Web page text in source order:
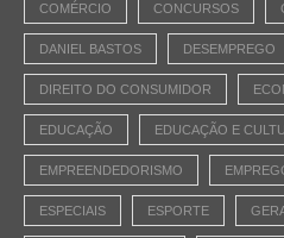
COMÉRCIO CONCURSOS
DANIEL BASTOS DESEMPREGO
DIREITO DO CONSUMIDOR
EDUCAÇÃO EDUCAÇÃO E
EMPREENDEDORISMO
ESPECIAIS ESPORTE